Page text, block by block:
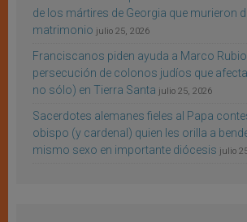
de los mártires de Georgia que murieron
matrimonio julio 25, 2026
Franciscanos piden ayuda a Marco
persecución de colonos judíos que
no sólo) en Tierra Santa julio 25, 2026
Sacerdotes alemanes fieles al Papa
obispo (y cardenal) quien les orilla a
mismo sexo en importante diócesis julio